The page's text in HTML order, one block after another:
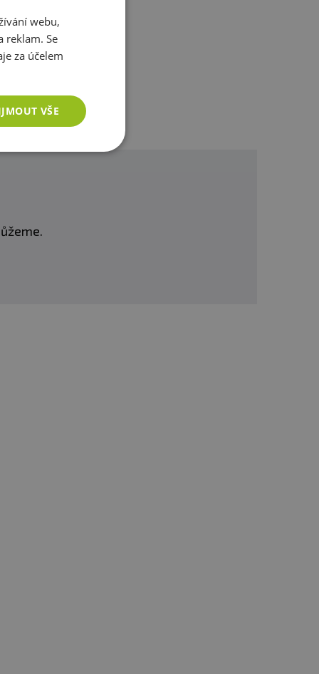
s nízkým obsahem tuku
hustoty)
dle vašeho
webu,
reklam. Se
za účelem
VŠE